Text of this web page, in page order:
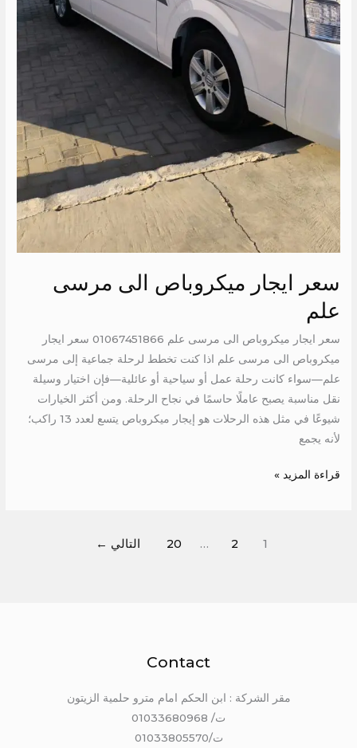
سعر ايجار ميكروباص الى مرسى
علم
سعر ايجار ميكروباص الى مرسى علم 01067451866 سعر ايجار
ميكروباص الى مرسى علم اذا كنت تخطط لرحلة جماعية إلى مرسى
علم—سواء كانت رحلة عمل أو سياحية أو عائلية—فإن اختيار وسيلة
نقل مناسبة يصبح عاملًا حاسمًا في نجاح الرحلة. ومن أكثر الخيارات
شيوعًا في مثل هذه الرحلات هو إيجار ميكروباص يتسع لعدد 13 راكب؛
لأنه يجمع
قراءة المزيد »
1
2
…
20 التالي ←
Contact
مقر الشركة : ابن الحكم امام مترو حلمية الزيتون
ت/ 01033680968
ت/01033805570